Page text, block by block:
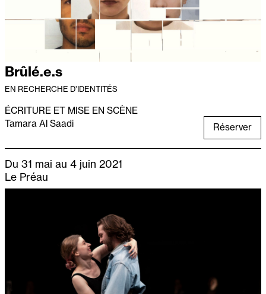
Brûlé.e.s
EN RECHERCHE D’IDENTITÉS
ÉCRITURE ET MISE EN SCÈNE
Tamara Al Saadi
Réserver
Du 31 mai au 4 juin 2021
Le Préau